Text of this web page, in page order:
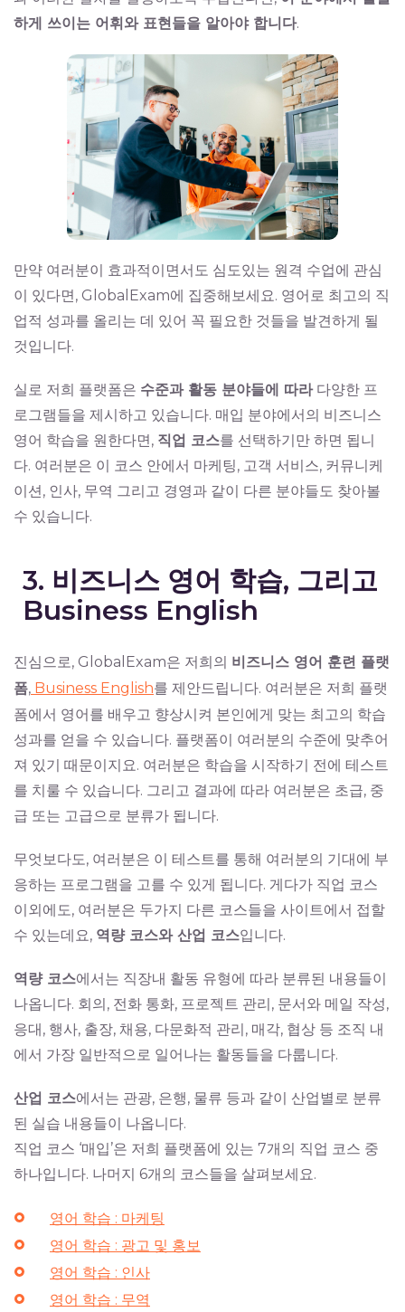
하게 쓰이는 어휘와 표현들을 알아야 합니다.
만약 여러분이 효과적이면서도 심도있는 원격 수업에 관심
이 있다면, GlobalExam에 집중해보세요. 영어로 최고의 직
업적 성과를 올리는 데 있어 꼭 필요한 것들을 발견하게 될
것입니다.
실로 저희 플랫폼은 수준과 활동 분야들에 따라다양한 프
로그램들을 제시하고 있습니다. 매입 분야에서의 비즈니스
영어 학습을 원한다면, 직업 코스를 선택하기만 하면 됩니
다. 여러분은 이 코스 안에서 마케팅, 고객 서비스, 커뮤니케
이션, 인사, 무역 그리고 경영과 같이 다른 분야들도 찾아볼
수 있습니다.
3. 비즈니스 영어 학습, 그리고
Business English
진심으로, GlobalExam은 저희의 비즈니스 영어 훈련 플랫
폼, Business English를 제안드립니다. 여러분은 저희 플랫
폼에서 영어를 배우고 향상시켜 본인에게 맞는 최고의 학습
성과를 얻을 수 있습니다. 플랫폼이 여러분의 수준에 맞추어
져 있기 때문이지요. 여러분은 학습을 시작하기 전에 테스트
를 치룰 수 있습니다. 그리고 결과에 따라 여러분은 초급, 중
급 또는 고급으로 분류가 됩니다.
무엇보다도, 여러분은 이 테스트를 통해 여러분의 기대에 부
응하는 프로그램을 고를 수 있게 됩니다. 게다가 직업 코스
이외에도, 여러분은 두가지 다른 코스들을 사이트에서 접할
수 있는데요, 역량 코스와 산업 코스입니다.
역량 코스에서는 직장내 활동 유형에 따라 분류된 내용들이
나옵니다. 회의, 전화 통화, 프로젝트 관리, 문서와 메일 작성,
응대, 행사, 출장, 채용, 다문화적 관리, 매각, 협상 등 조직 내
에서 가장 일반적으로 일어나는 활동들을 다룹니다.
산업 코스에서는 관광, 은행, 물류 등과 같이 산업별로 분류
된 실습 내용들이 나옵니다.
직업 코스 ‘매입’은 저희 플랫폼에 있는 7개의 직업 코스 중
하나입니다. 나머지 6개의 코스들을 살펴보세요.
영어 학습 : 마케팅
영어 학습 : 광고 및 홍보
영어 학습 : 인사
영어 학습 : 무역